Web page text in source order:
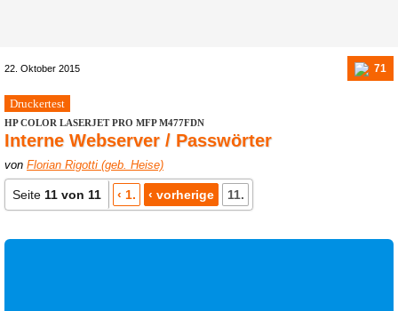
22. Oktober 2015 71
Druckertest
HP COLOR LASERJET PRO MFP M477FDN
Interne Webserver / Passwörter
von Florian Rigotti (geb. Heise)
Seite 11 von 11 ‹ 1. ‹ vorherige 11.